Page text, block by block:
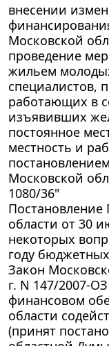
внесении
Московской
проведение
жильем
специалистов,
работающих в
изъявивших
постоянное
местность и
Московской
1080/36"
Постановление
области от 30
некоторых
году
Закон
г. N 147/2007-
финансовом
области
(принят